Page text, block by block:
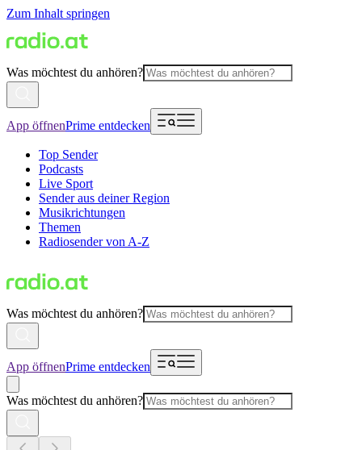
Zum Inhalt springen
Was möchtest du anhören?
App öffnenPrime entdecken
Top Sender
Podcasts
Live Sport
Sender aus deiner Region
Musikrichtungen
Themen
Radiosender von A-Z
Was möchtest du anhören?
App öffnenPrime entdecken
Was möchtest du anhören?